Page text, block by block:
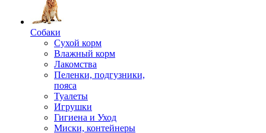
Собаки
Сухой корм
Влажный корм
Лакомства
Пеленки, подгузники,
пояса
Туалеты
Игрушки
Гигиена и Уход
Миски, контейнеры